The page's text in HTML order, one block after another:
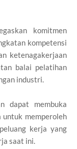
komitmen
kompetensi
ketenagakerjaan
balai pelatihan
industri.
dapat membuka
untuk memperoleh
kerja yang
saat ini.